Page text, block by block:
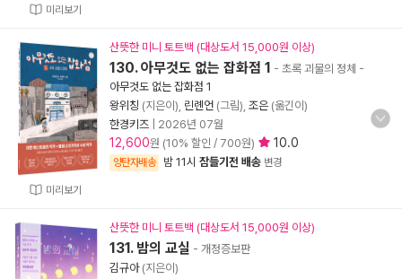
미리보기
미리보기
산뜻한 미니 토트백 (대상도서 15,000원 이상)
130. 아무것도 없는 잡화점 1 - 초록 괴물의 정체 -
아무것도 없는 잡화점 1
왕위칭 (지은이), 린롄언 (그림), 조은 (옮긴이)
한경키즈
2026년 07월
12,600원 (10% 할인 / 700원) 10.0
양탄자배송 밤 11시 잠들기전 배송 변경
산뜻한 미니 토트백 (대상도서 15,000원 이상)
131. 밤의 교실 - 개정증보판
김규아(지은이)